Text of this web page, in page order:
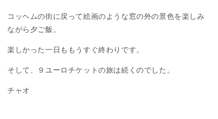
コッヘムの街に戻って絵画のような窓の外の景色を楽しみ
ながら夕ご飯。
楽しかった一日ももうすぐ終わりです。
そして、９ユーロチケットの旅は続くのでした。
チャオ